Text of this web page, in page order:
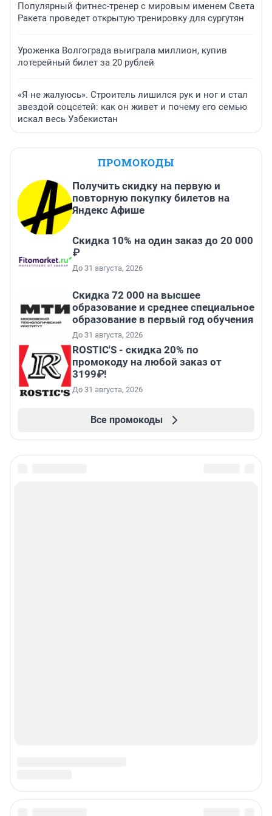
Популярный фитнес-тренер с мировым именем Света
Ракета проведет открытую тренировку для сургутян
Уроженка Волгограда выиграла миллион, купив
лотерейный билет за 20 рублей
«Я не жалуюсь». Строитель лишился рук и ног и стал
звездой соцсетей: как он живет и почему его семью
искал весь Узбекистан
ПРОМОКОДЫ
Получить скидку на первую и
повторную покупку билетов на
Яндекс Афише
Скидка 10% на один заказ до 20 000
₽
До 31 августа, 2026
Скидка 72 000 на высшее
образование и среднее специальное
образование в первый год обучения
До 31 августа, 2026
ROSTIC'S - скидка 20% по
промокоду на любой заказ от
3199₽!
До 31 августа, 2026
Все промокоды